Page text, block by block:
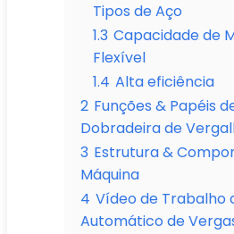
Tipos de Aço
1.3 Capacidade de
Flexível
1.4 Alta eficiência
2 Funções & Papéis
Dobradeira de
3 Estrutura &
Máquina
4 Vídeo de Trabalho
Automático de